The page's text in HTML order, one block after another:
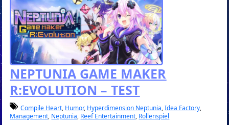
NEPTUNIA GAME MAKER
R:EVOLUTION – TEST
Compile Heart, Humor, Hyperdimension Neptunia,Idea Factory,
Management, Neptunia, Reef Entertainment, Rollenspiel